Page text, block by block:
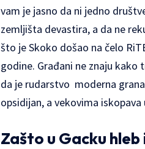
vam je jasno da ni jedno
zemljišta devastira, a da ne
što je Skoko došao na čelo
godine. Građani ne znaju kako
da je rudarstvo moderna
opsidijan, a vekovima iskopava
Zašto u Gacku